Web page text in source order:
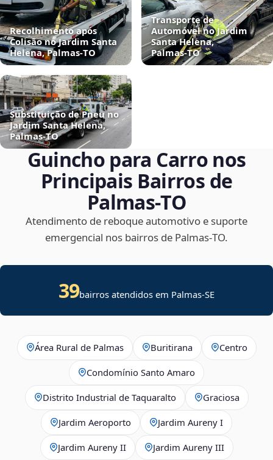
Recolhimento após
Colisão no Jardim Santa
Helena, Palmas‑TO
Transporte de
Automóvel no Jardim
Santa Helena,
Palmas‑TO
Substituição de Pneu no
Jardim Santa Helena,
Palmas‑TO
Guincho para Carro nos
Principais Bairros de
Palmas‑TO
Atendimento de reboque automotivo e suporte
emergencial nos bairros de Palmas‑TO.
39bairros atendidos em Palmas-SE
Área Rural de Palmas Buritirana Centro
Condomínio Santo Amaro
Distrito Industrial de Taquaralto Graciosa
Jardim Aeroporto Jardim Aureny I
Jardim Aureny II Jardim Aureny III